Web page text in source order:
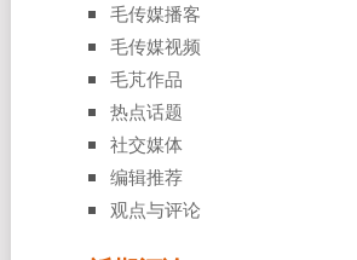
毛传媒播客
毛传媒视频
毛芃作品
热点话题
社交媒体
编辑推荐
观点与评论